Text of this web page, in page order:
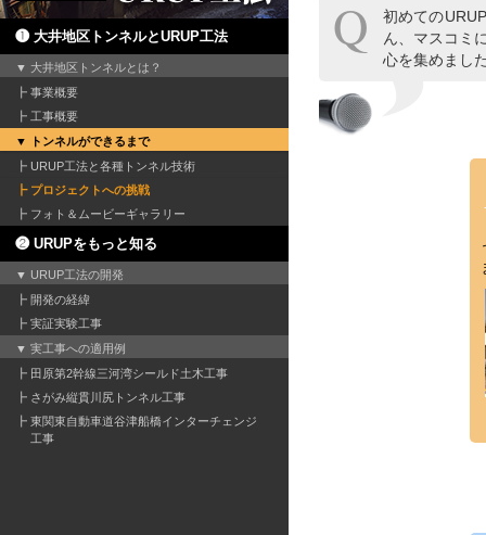
❶ 大井地区トンネルとURUP工法
大井地区トンネルとは？
事業概要
工事概要
トンネルができるまで
URUP工法と各種トンネル技術
プロジェクトへの挑戦
フォト＆ムービーギャラリー
❷ URUPをもっと知る
URUP工法の開発
開発の経緯
実証実験工事
実工事への適用例
田原第2幹線三河湾シールド土木工事
さがみ縦貫川尻トンネル工事
東関東自動車道谷津船橋インターチェンジ
工事
初めての
ん、マスコミ
心を集めまし